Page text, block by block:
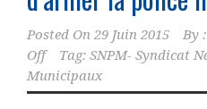
Posted On 29 Juin 2015 By :
Off
Tag: SNPM- Syndicat
Municipaux